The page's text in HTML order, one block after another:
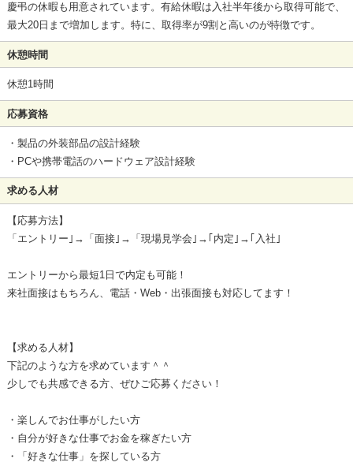
慶弔の休暇も用意されています。有給休暇は入社半年後から取得可能で、
最大20日まで増加します。特に、取得率が9割と高いのが特徴です。
休憩時間
休憩1時間
応募資格
・製品の外装部品の設計経験
・PCや携帯電話のハードウェア設計経験
求める人材
【応募方法】
「エントリー｣→「面接｣→「現場見学会｣→｢内定｣→｢入社｣
エントリーから最短1日で内定も可能！
来社面接はもちろん、電話・Web・出張面接も対応してます！
【求める人材】
下記のような方を求めています＾＾
少しでも共感できる方、ぜひご応募ください！
・楽しんでお仕事がしたい方
・自分が好きな仕事でお金を稼ぎたい方
・「好きな仕事」を探している方